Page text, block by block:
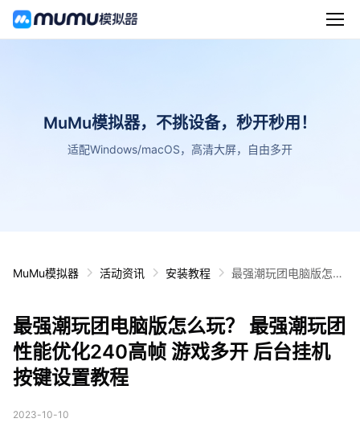
MuMu模拟器，不挑设备，秒开秒用！
适配Windows/macOS，高清大屏，自由多开
MuMu模拟器 活动资讯 安装教程
最强潮玩团电脑版怎么
后台挂机 按键设置教程
最强潮玩团电脑版怎么玩？ 最强潮玩团
性能优化240高帧 游戏多开 后台挂机
按键设置教程
2023-10-10